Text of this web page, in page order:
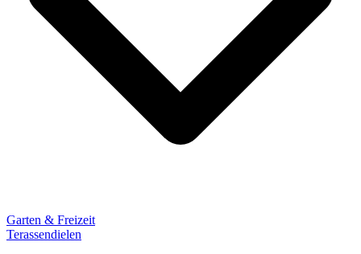
Garten & Freizeit
Terassendielen